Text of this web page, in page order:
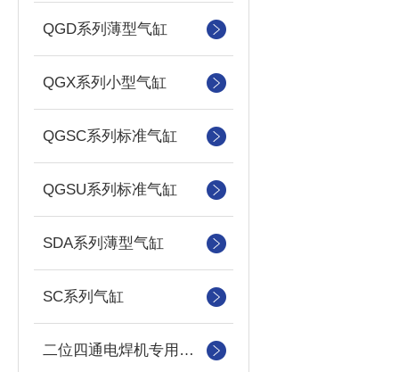
QGD系列薄型气缸
QGX系列小型气缸
QGSC系列标准气缸
QGSU系列标准气缸
SDA系列薄型气缸
SC系列气缸
二位四通电焊机专用电磁阀